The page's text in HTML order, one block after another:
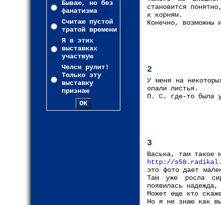
Бываю, но без
фанатизма
Считаю пустой
тратой времени
Я в этих
выставках
участвую
Челси рулит!
Только эту
выставку
признаю
становится
к корням.
Конечно, возможны
2
У меня на
опали листья.
П. С. где-то была
3
Васька, там такое
http://
это фото дает
Там уже росла
появилась
Может еще кто
Но я не знаю как